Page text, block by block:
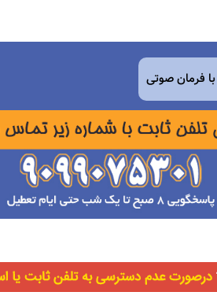
فرمان صوتی